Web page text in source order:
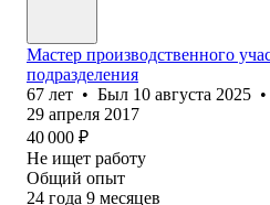
Мастер производственного
подразделения
67 лет • Был 10 августа 2025 •
29 апреля 2017
40 000 ₽
Не ищет работу
Общий опыт
24 года 9 месяцев